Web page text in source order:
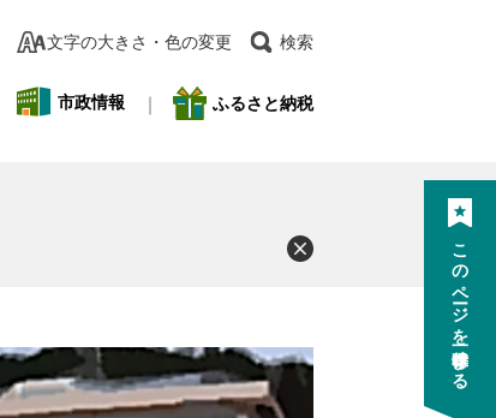
文字の大きさ・色の変更 検索
市政情報 ふるさと納税
このページを一時保存する